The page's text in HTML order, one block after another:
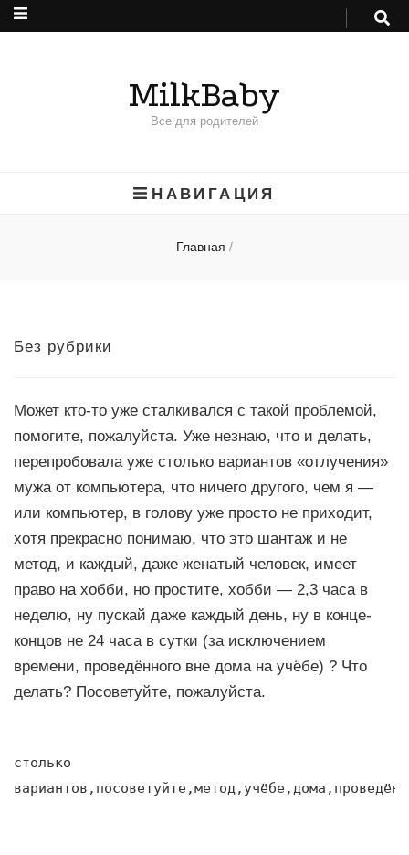
MilkBaby
Все для родителей
НАВИГАЦИЯ
Главная /
Без рубрики
Может кто-то уже сталкивался с такой проблемой,
помогите, пожалуйста. Уже незнаю, что и делать,
перепробовала уже столько вариантов «отлучения»
мужа от компьютера, что ничего другого, чем я —
или компьютер, в голову уже просто не приходит,
хотя прекрасно понимаю, что это шантаж и не
метод, и каждый, даже женатый человек, имеет
право на хобби, но простите, хобби — 2,3 часа в
неделю, ну пускай даже каждый день, ну в конце-
концов не 24 часа в сутки (за исключением
времени, проведённого вне дома на учёбе) ? Что
делать? Посоветуйте, пожалуйста.
столько